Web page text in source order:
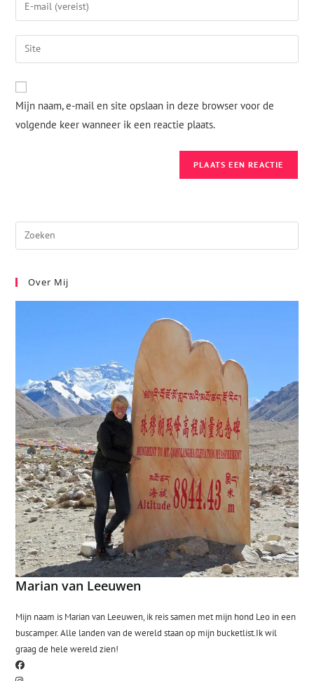
Mijn naam, e-mail en site opslaan in deze browser voor de
volgende keer wanneer ik een reactie plaats.
Over Mij
Marian van Leeuwen
Mijn naam is Marian van Leeuwen, ik reis samen met mijn hond Leo in een
buscamper. Alle landen van de wereld staan op mijn bucketlist.Ik wil
graag de hele wereld zien!